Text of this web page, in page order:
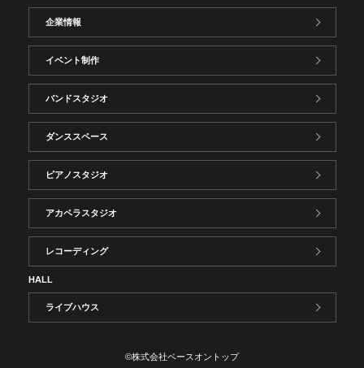
企業情報
イベント制作
バンドスタジオ
ダンススペース
ピアノスタジオ
アカペラスタジオ
レコーディング
HALL
ライブハウス
©株式会社ベースオントップ